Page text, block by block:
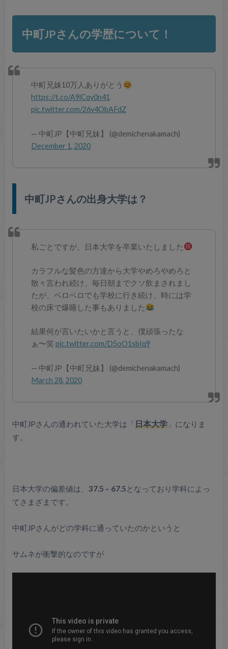
中町JPさんの学歴について！
中町兄妹10万人ありがとう
https://t.co/A9lCqv0n41
pic.twitter.com/26v4ObAFdZ
— 中町JP【中町兄妹】 (@demichenakamach)
December 1, 2020
中町JPさんの出身大学は？
私ごとですが、日本大学を卒業いたしました
カラフルな髪色の方達から大学やめろやめろと
散々言われ続け、毎日朝までクソ飲まされまし
たが、ベロベロでも学校に行き続け、時には学
校の床で爆睡した事もありました
結果何が言いたいかと言うと、僕頑張ったな
ぁ〜笑pic.twitter.com/D5oO1sbIq9
— 中町JP【中町兄妹】 (@demichenakamach)
March 28, 2020
中町JPさんの通われていた大学は「日本大学」になりま
す。
日本大学の偏差値は、 37.5 – 67.5となっており学科によっ
てさまざまです。
中町JPさんがどの学科に通っていたのかというと
サムネが衝撃的なのですが